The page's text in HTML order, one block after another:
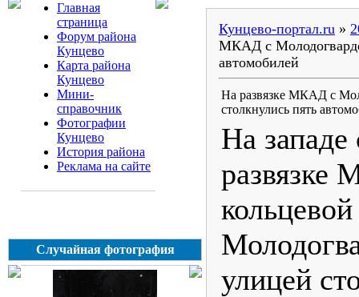
Главная
страница
Форум района
Кунцево
Карта района
Кунцево
Мини-
справочник
Фотографии
Кунцево
История района
Реклама на сайте
Случайная фотография
Кунцево-портал.ru »
МКАД с
автомобилей
На развязке МКАД с
столкнулись пять
На
развязке
улицей